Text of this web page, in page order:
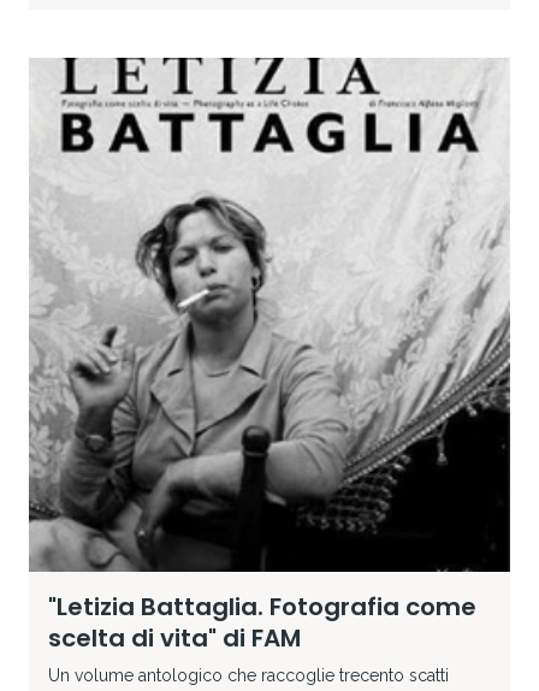
"Letizia Battaglia. Fotografia come
scelta di vita" di FAM
Un volume antologico che raccoglie trecento scatti